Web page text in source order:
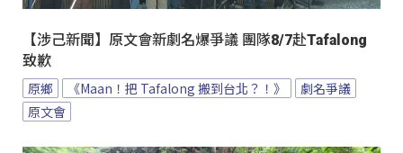
【涉己新聞】原文會新劇名爆爭議 團隊8/7赴Tafalong
致歉
原鄉 《Maan！把 Tafalong 搬到台北？！》
劇名爭議
原文會